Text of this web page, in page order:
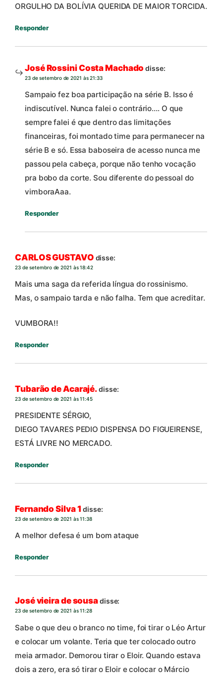
ORGULHO DA BOLÍVIA QUERIDA DE MAIOR TORCIDA.
Responder
José Rossini Costa Machado disse:
23 de setembro de 2021 às 21:33
Sampaio fez boa participação na série B. Isso é
indiscutível. Nunca falei o contrário…. O que
sempre falei é que dentro das limitações
financeiras, foi montado time para permanecer na
série B e só. Essa baboseira de acesso nunca me
passou pela cabeça, porque não tenho vocação
pra bobo da corte. Sou diferente do pessoal do
vimboraAaa.
Responder
CARLOS GUSTAVO disse:
23 de setembro de 2021 às 18:42
Mais uma saga da referida língua do rossinismo.
Mas, o sampaio tarda e não falha. Tem que acreditar.
VUMBORA!!
Responder
Tubarão de Acarajé.disse:
23 de setembro de 2021 às 11:45
PRESIDENTE SÉRGIO,
DIEGO TAVARES PEDIO DISPENSA DO FIGUEIRENSE,
ESTÁ LIVRE NO MERCADO.
Responder
Fernando Silva 1 disse:
23 de setembro de 2021 às 11:38
A melhor defesa é um bom ataque
Responder
José vieira de sousadisse:
23 de setembro de 2021 às 11:28
Sabe o que deu o branco no time, foi tirar o Léo Artur
e colocar um volante. Teria que ter colocado outro
meia armador. Demorou tirar o Eloir. Quando estava
dois a zero, era só tirar o Eloir e colocar o Márcio